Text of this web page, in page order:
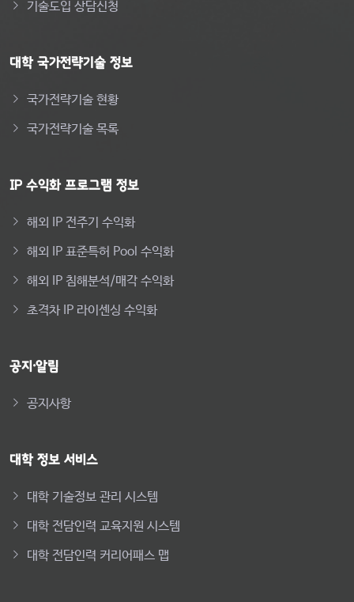
기술도입 상담신청
대학 국가전략기술 정보
국가전략기술 현황
국가전략기술 목록
IP 수익화 프로그램 정보
해외 IP 전주기 수익화
해외 IP 표준특허 Pool 수익화
해외 IP 침해분석/매각 수익화
초격차 IP 라이센싱 수익화
공지·알림
공지사항
대학 정보 서비스
대학 기술정보 관리 시스템
대학 전담인력 교육지원 시스템
대학 전담인력 커리어패스 맵